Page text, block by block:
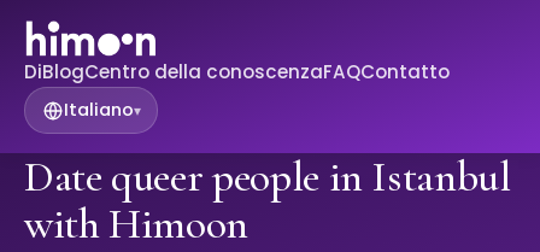
DiBlogCentro della conoscenzaFAQContatto
Italiano▾
Date queer people in Istanbul
with Himoon